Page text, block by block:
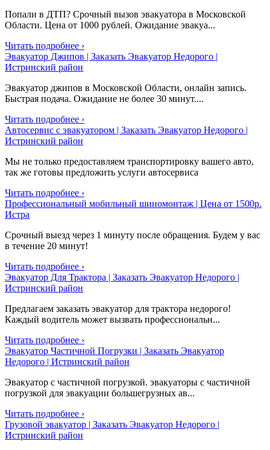
Попали в ДТП? Срочный вызов эвакуатора в Московской
Области. Цена от 1000 рублей. Ожидание эвакуа...
Читать подробнее ›
Эвакуатор Джипов | Заказать Эвакуатор Недорого |
Истринский район
Эвакуатор джипов в Московской Области, онлайн запись.
Быстрая подача. Ожидание не более 30 минут....
Читать подробнее ›
Автосервис с эвакуатором | Заказать Эвакуатор Недорого |
Истринский район
Мы не только предоставляем транспортировку вашего авто,
так же готовы предложить услуги автосервиса
Читать подробнее ›
Профессиональный мобильный шиномонтаж | Цена от 1500р.
Истра
Срочный выезд через 1 минуту после обращения. Будем у вас
в течение 20 минут!
Читать подробнее ›
Эвакуатор Для Трактора | Заказать Эвакуатор Недорого |
Истринский район
Предлагаем заказать эвакуатор для трактора недорого!
Каждый водитель может вызвать профессиональн...
Читать подробнее ›
Эвакуатор Частичной Погрузки | Заказать Эвакуатор
Недорого | Истринский район
Эвакуатор с частичной погрузкой. эвакуаторы с частичной
погрузкой для эвакуации большегрузных ав...
Читать подробнее ›
Грузовой эвакуатор | Заказать Эвакуатор Недорого |
Истринский район